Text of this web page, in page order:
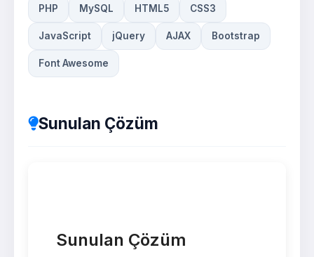
PHP MySQL HTML5 CSS3
JavaScript jQuery AJAX Bootstrap
Font Awesome
Sunulan Çözüm
Sunulan Çözüm